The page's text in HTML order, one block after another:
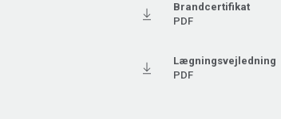
Brandcertifikat
PDF
Lægningsvejledning
PDF